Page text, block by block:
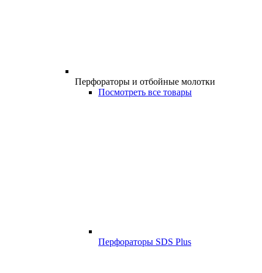
Перфораторы и отбойные молотки
Посмотреть все товары
Перфораторы SDS Plus